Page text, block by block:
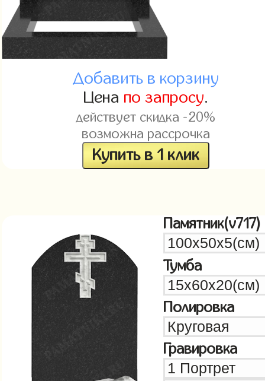
Добавить в корзину
Цена по запросу.
действует скидка -20%
возможна рассрочка
Купить в 1 клик
Памятник(v717)
Тумба
Полировка
Гравировка